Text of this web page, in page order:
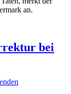
an.
bei